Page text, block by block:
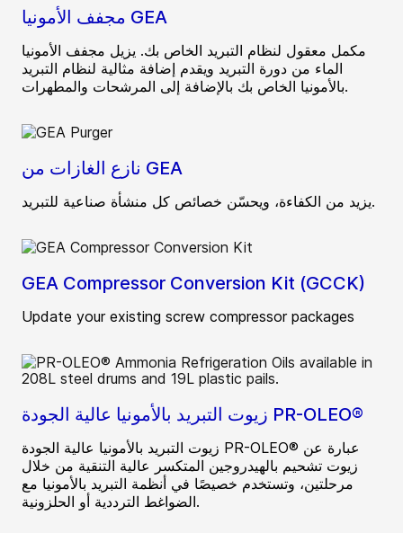
مجفف الأمونيا GEA
مكمل معقول لنظام التبريد الخاص بك. يزيل مجفف الأمونيا
الماء من دورة التبريد ويقدم إضافة مثالية لنظام التبريد
بالأمونيا الخاص بك بالإضافة إلى المرشحات والمطهرات.
نازع الغازات من GEA
يزيد من الكفاءة، ويحسّن خصائص كل منشأة صناعية للتبريد.
GEA Compressor Conversion Kit (GCCK)
Update your existing screw compressor packages
زيوت التبريد بالأمونيا عالية الجودة PR-OLEO®
زيوت التبريد بالأمونيا عالية الجودة PR-OLEO® عبارة عن
زيوت تشحيم بالهيدروجين المتكسر عالية التنقية من خلال
مرحلتين، وتستخدم خصيصًا في أنظمة التبريد بالأمونيا مع
الضواغط الترددية أو الحلزونية.